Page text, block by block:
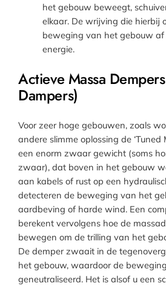
het gebouw beweegt,
elkaar. De wrijving die hierbij
beweging van het gebouw
energie.
Actieve Massa
Dampers)
Voor zeer hoge gebouwen, zoals
andere slimme oplossing de ‘Tuned
een enorm zwaar gewicht (soms
zwaar), dat boven in het gebouw
aan kabels of rust op een
detecteren de beweging van het
aardbeving of harde wind. Een
berekent vervolgens hoe de
bewegen om de trilling van het
De demper zwaait in de
het gebouw, waardoor de
geneutraliseerd. Het is alsof u een